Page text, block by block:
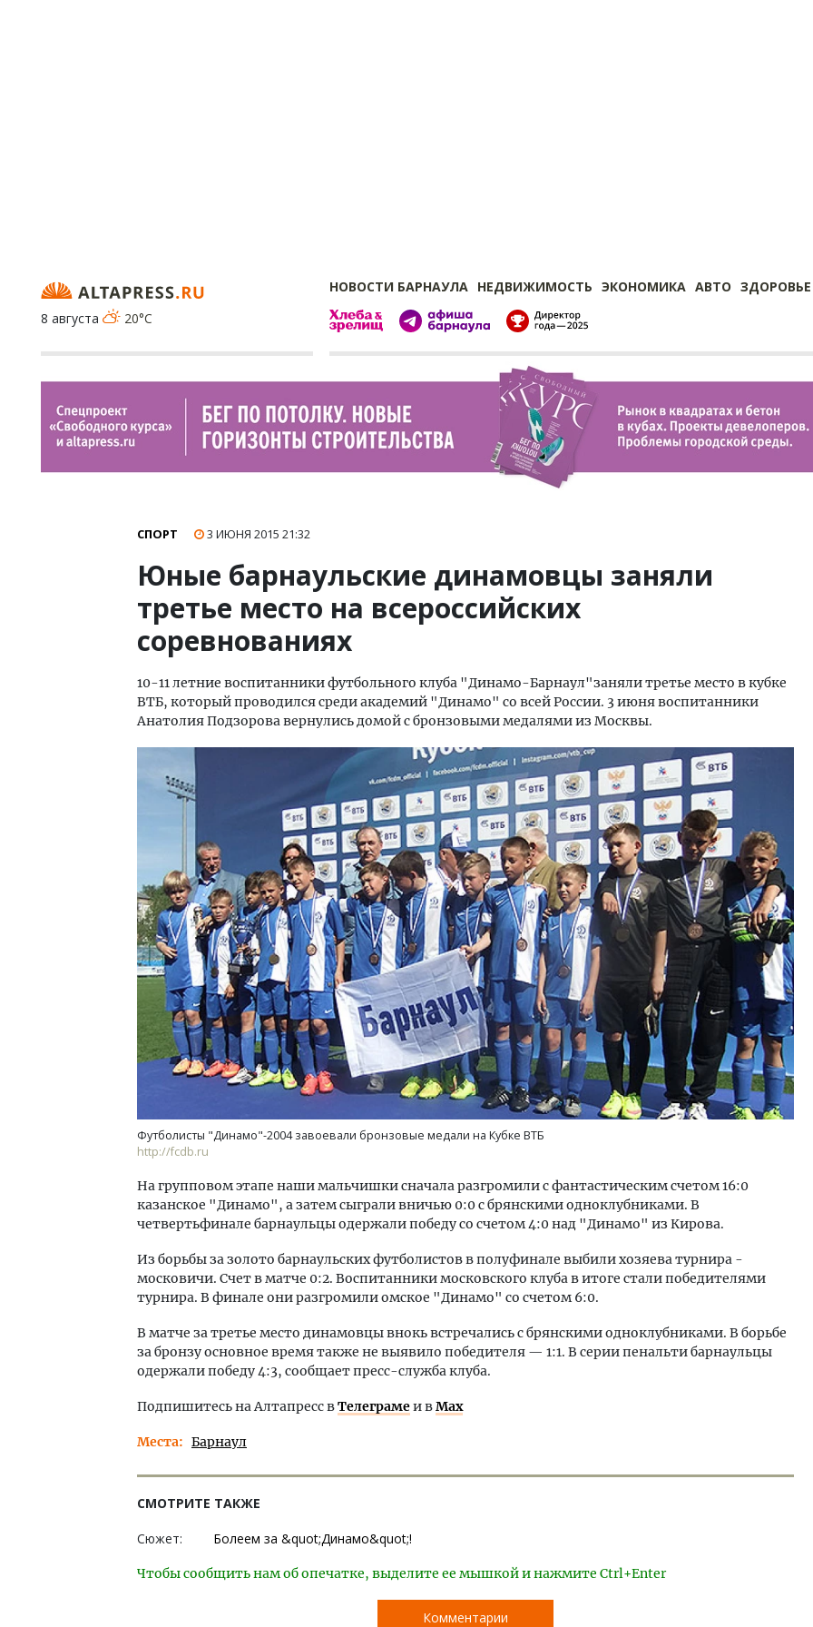
НОВОСТИ БАРНАУЛА НЕДВИЖИМОСТЬ ЭКОНОМИКА АВТО ЗДОРОВЬЕ
8 августа
20°C
СПОРТ 3 ИЮНЯ 2015 21:32
Юные барнаульские динамовцы заняли
третье место на всероссийских
соревнованиях
10-11 летние воспитанники футбольного клуба "Динамо-Барнаул"заняли третье место в кубке
ВТБ, который проводился среди академий "Динамо" со всей России. 3 июня воспитанники
Анатолия Подзорова вернулись домой с бронзовыми медалями из Москвы.
Футболисты "Динамо"-2004 завоевали бронзовые медали на Кубке ВТБ
http://fcdb.ru
На групповом этапе наши мальчишки сначала разгромили с фантастическим счетом 16:0
казанское "Динамо", а затем сыграли вничью 0:0 с брянскими одноклубниками. В
четвертьфинале барнаульцы одержали победу со счетом 4:0 над "Динамо" из Кирова.
Из борьбы за золото барнаульских футболистов в полуфинале выбили хозяева турнира -
московичи. Счет в матче 0:2. Воспитанники московского клуба в итоге стали победителями
турнира. В финале они разгромили омское "Динамо" со счетом 6:0.
В матче за третье место динамовцы внокь встречались с брянскими одноклубниками. В борьбе
за бронзу основное время также не выявило победителя — 1:1. В серии пенальти барнаульцы
одержали победу 4:3, сообщает пресс-служба клуба.
Подпишитесь на Алтапресс вТелеграмеи вMax
Места Барнаул
СМОТРИТЕ ТАКЖЕ
Сюжет: Болеем за &quot;Динамо&quot;!
Чтобы сообщить нам об опечатке, выделите ее мышкой и нажмите Ctrl+Enter
Комментарии
Архитектурный код начинается с
земли. Мощение крупноформатными
плитами становится новым
стандартом благоустройства
СТРОИТЕЛЬСТВО
Смелость архитектурных идей.
Генеральный директор компании
ЗИАС — об эстетике городов,
трендах в фасадах и развитии рынка
СТРОИТЕЛЬСТВО
Ищем новые берега.
«Жилищной инициативы»
Гатилов — о том, как
оставаться на плаву,
штормит
СТРОИТЕЛЬСТВО